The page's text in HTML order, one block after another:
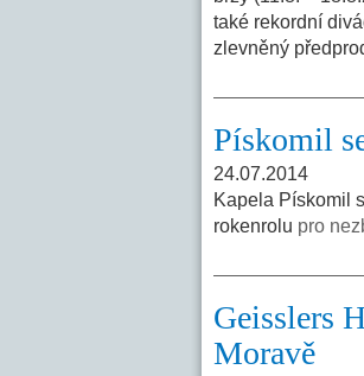
také rekordní
zlevněný
Pískomil
24.07.2014
Kapela Pískomil
rokenrolu pro
Geisslers
Moravě